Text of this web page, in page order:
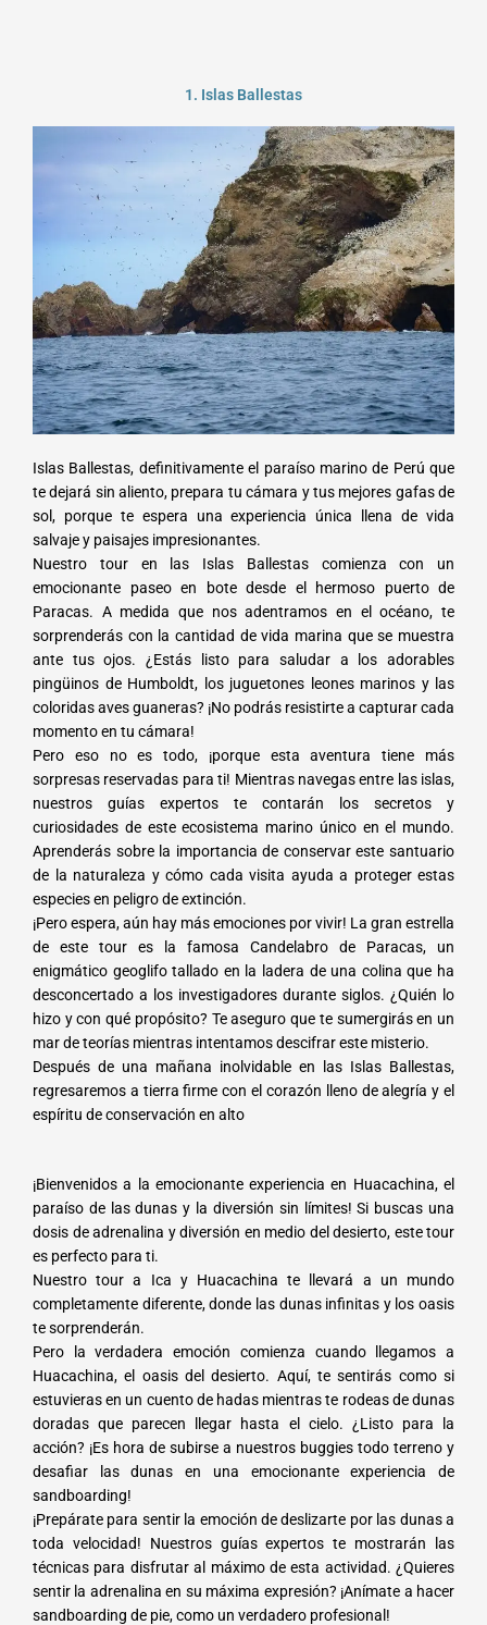
1. Islas Ballestas
Islas Ballestas, definitivamente el paraíso marino de Perú que
te dejará sin aliento, prepara tu cámara y tus mejores gafas de
sol, porque te espera una experiencia única llena de vida
salvaje y paisajes impresionantes.
Nuestro tour en las Islas Ballestas comienza con un
emocionante paseo en bote desde el hermoso puerto de
Paracas. A medida que nos adentramos en el océano, te
sorprenderás con la cantidad de vida marina que se muestra
ante tus ojos. ¿Estás listo para saludar a los adorables
pingüinos de Humboldt, los juguetones leones marinos y las
coloridas aves guaneras? ¡No podrás resistirte a capturar cada
momento en tu cámara!
Pero eso no es todo, ¡porque esta aventura tiene más
sorpresas reservadas para ti! Mientras navegas entre las islas,
nuestros guías expertos te contarán los secretos y
curiosidades de este ecosistema marino único en el mundo.
Aprenderás sobre la importancia de conservar este santuario
de la naturaleza y cómo cada visita ayuda a proteger estas
especies en peligro de extinción.
¡Pero espera, aún hay más emociones por vivir! La gran estrella
de este tour es la famosa Candelabro de Paracas, un
enigmático geoglifo tallado en la ladera de una colina que ha
desconcertado a los investigadores durante siglos. ¿Quién lo
hizo y con qué propósito? Te aseguro que te sumergirás en un
mar de teorías mientras intentamos descifrar este misterio.
Después de una mañana inolvidable en las Islas Ballestas,
regresaremos a tierra firme con el corazón lleno de alegría y el
espíritu de conservación en alto
¡Bienvenidos a la emocionante experiencia en Huacachina, el
paraíso de las dunas y la diversión sin límites! Si buscas una
dosis de adrenalina y diversión en medio del desierto, este tour
es perfecto para ti.
Nuestro tour a Ica y Huacachina te llevará a un mundo
completamente diferente, donde las dunas infinitas y los oasis
te sorprenderán.
Pero la verdadera emoción comienza cuando llegamos a
Huacachina, el oasis del desierto. Aquí, te sentirás como si
estuvieras en un cuento de hadas mientras te rodeas de dunas
doradas que parecen llegar hasta el cielo. ¿Listo para la
acción? ¡Es hora de subirse a nuestros buggies todo terreno y
desafiar las dunas en una emocionante experiencia de
sandboarding!
¡Prepárate para sentir la emoción de deslizarte por las dunas a
toda velocidad! Nuestros guías expertos te mostrarán las
técnicas para disfrutar al máximo de esta actividad. ¿Quieres
sentir la adrenalina en su máxima expresión? ¡Anímate a hacer
sandboarding de pie, como un verdadero profesional!